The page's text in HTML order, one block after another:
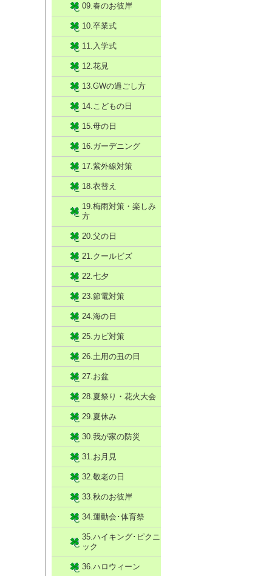
09.春のお彼岸
10.卒業式
11.入学式
12.花見
13.GWの過ごし方
14.こどもの日
15.母の日
16.ガーデニング
17.紫外線対策
18.衣替え
19.梅雨対策・楽しみ
方
20.父の日
21.クールビズ
22.七夕
23.節電対策
24.海の日
25.カビ対策
26.土用の丑の日
27.お盆
28.夏祭り・花火大会
29.夏休み
30.我が家の防災
31.お月見
32.敬老の日
33.秋のお彼岸
34.運動会･体育祭
35.ハイキング･ピクニ
ック
36.ハロウィーン